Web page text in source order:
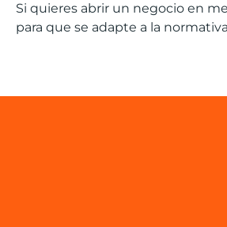
Si quieres abrir un negocio en
para que se adapte a la